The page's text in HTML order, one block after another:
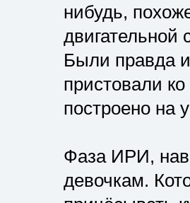
нибудь,
двигательной
Были правда
пристовали
построено на
Фаза ИРИ,
девочкам.